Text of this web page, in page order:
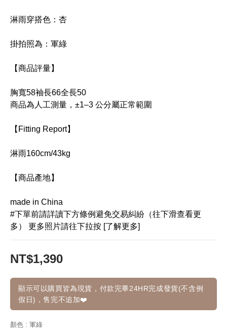
淋雨穿搭色：杏
掛拍照為：軍綠
【商品評量】
胸寬58袖長66全長50
商品為人工測量，±1–3 公分屬正常範圍
【Fitting Report】
淋雨160cm/43kg
【商品產地】
made in China
#下單前請詳讀下方條例避免交易糾紛（往下滑查看更
多） 更多照片請往下拉按 [了解更多]
NT$1,390
顯示可以購買皆為現貨，付款完畢24HR完成發貨(不含例
假日)，售完不追加❤️
顏色 : 軍綠